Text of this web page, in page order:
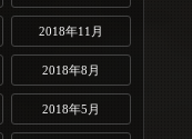
2018年11月
2018年8月
2018年5月